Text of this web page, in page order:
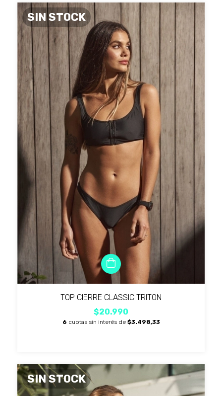
SIN STOCK
TOP CIERRE CLASSIC TRITON
$20.990
6 cuotas sin interés de $3.498,33
SIN STOCK